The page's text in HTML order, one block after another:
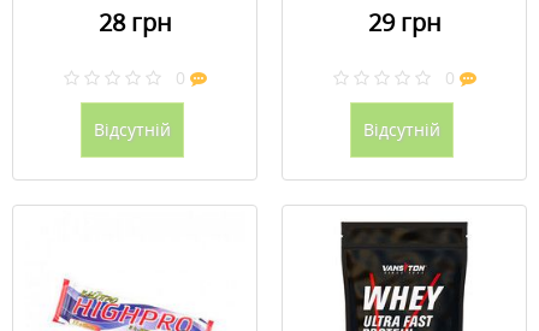
28 грн
0
Відсутній
29 грн
0
Відсутній